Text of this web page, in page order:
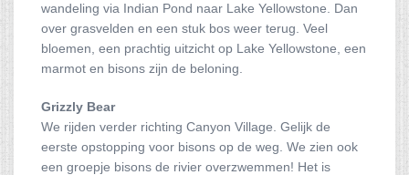
wandeling via Indian Pond naar Lake Yellowstone. Dan
over grasvelden en een stuk bos weer terug. Veel
bloemen, een prachtig uitzicht op Lake Yellowstone, een
marmot en bisons zijn de beloning.
Grizzly Bear
We rijden verder richting Canyon Village. Gelijk de
eerste opstopping voor bisons op de weg. We zien ook
een groepje bisons de rivier overzwemmen! Het is